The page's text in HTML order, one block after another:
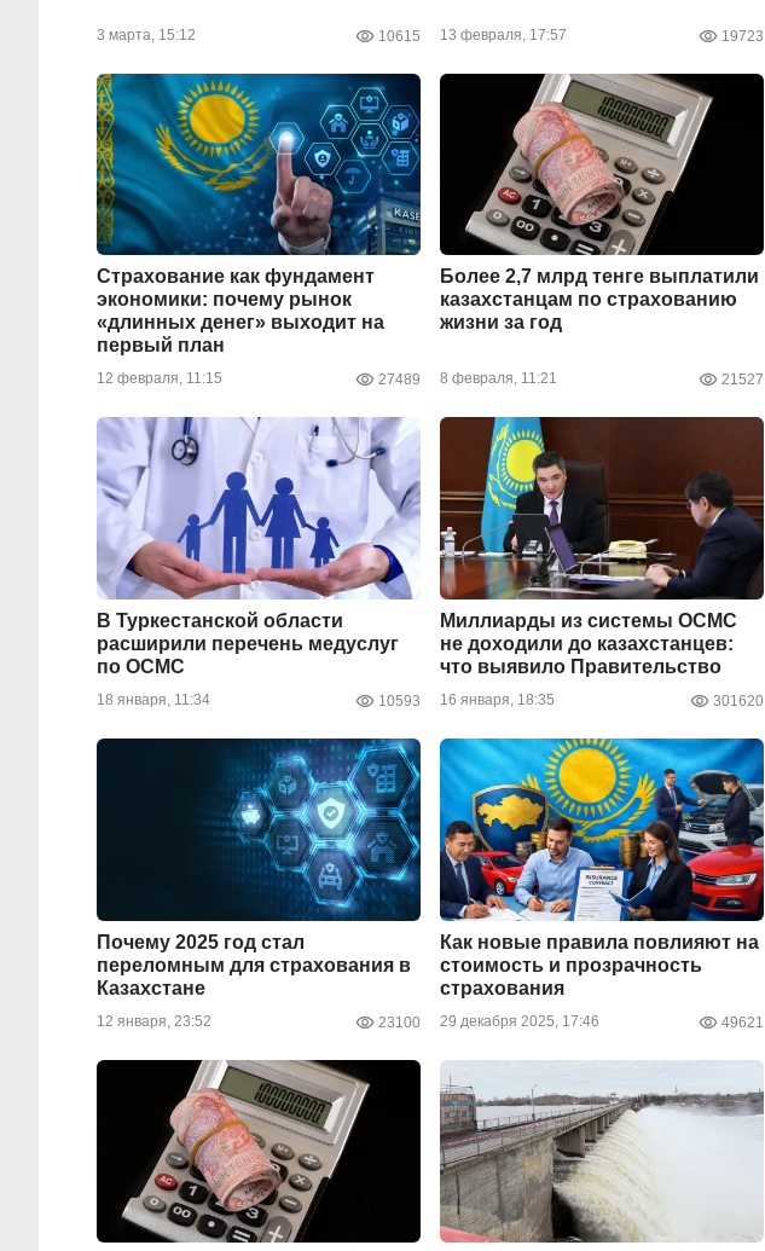
3 марта, 15:12 10615 13 февраля, 17:57 19723
Страхование как фундамент
экономики: почему рынок
«длинных денег» выходит на
первый план
12 февраля, 11:15 27489
Более 2,7 млрд тенге выплатили
казахстанцам по страхованию
жизни за год
8 февраля, 11:21 21527
В Туркестанской области
расширили перечень медуслуг
по ОСМС
18 января, 11:34 10593
Миллиарды из системы ОСМС
не доходили до казахстанцев:
что выявило Правительство
16 января, 18:35 301620
Почему 2025 год стал
переломным для страхования в
Казахстане
12 января, 23:52 23100
Как новые правила повлияют на
стоимость и прозрачность
страхования
29 декабря 2025, 17:46 49621